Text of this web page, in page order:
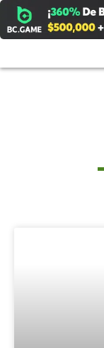
al
contenido